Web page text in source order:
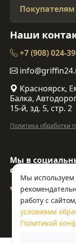
Мы
работу с
условиями
Политикой
Покупателям
Наши
+7 (908) 024-
Красноярск,
Балка,
15-й, зд. 5, стр. 2
Политика обработки
Мы в
сетях: